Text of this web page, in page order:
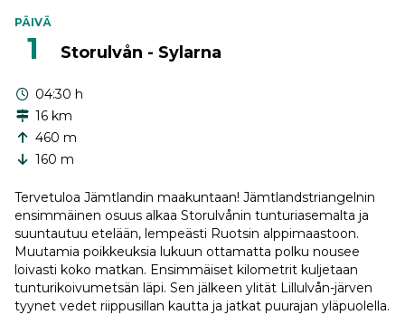
PÄIVÄ
1 Storulvån - Sylarna
04:30 h
16 km
460 m
160 m
Tervetuloa Jämtlandin maakuntaan! Jämtlandstriangelnin
ensimmäinen osuus alkaa Storulvånin tunturiasemalta ja
suuntautuu etelään, lempeästi Ruotsin alppimaastoon.
Muutamia poikkeuksia lukuun ottamatta polku nousee
loivasti koko matkan. Ensimmäiset kilometrit kuljetaan
tunturikoivumetsän läpi. Sen jälkeen ylität Lillulvån-järven
tyynet vedet riippusillan kautta ja jatkat puurajan yläpuolella.